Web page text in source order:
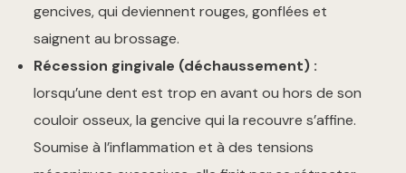
gencives, qui deviennent rouges, gonflées et
saignent au brossage.
Récession gingivale (déchaussement) :
lorsqu’une dent est trop en avant ou hors de son
couloir osseux, la gencive qui la recouvre s’affine.
Soumise à l’inflammation et à des tensions